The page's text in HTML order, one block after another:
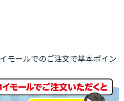
モールでのご注文で基本ポイン